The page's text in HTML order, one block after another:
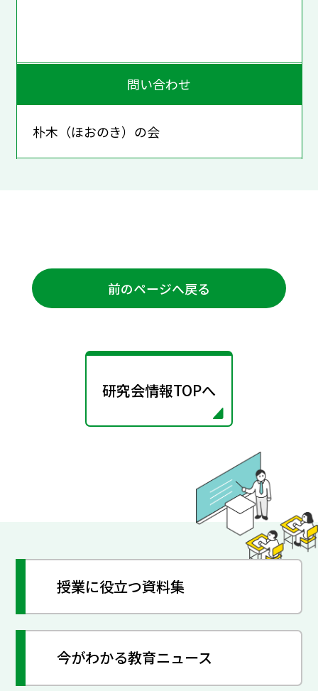
問い合わせ
朴木（ほおのき）の会
前のページへ戻る
研究会情報TOPへ
授業に役立つ資料集
今がわかる教育ニュース